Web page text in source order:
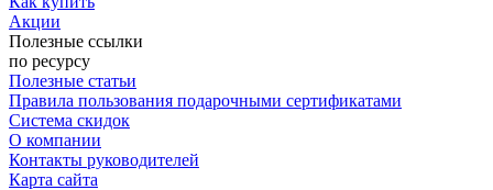
Акции
Полезные ссылки
по ресурсу
Полезные статьи
Правила пользования подарочными сертификатами
Система скидок
О компании
Контакты руководителей
Карта сайта